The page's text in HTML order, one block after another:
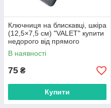
Ключниця на блискавці, шкіра
(12,5×7,5 см) "VALET" купити
недорого від прямого
постачальника
В наявності
75 ₴
Купити